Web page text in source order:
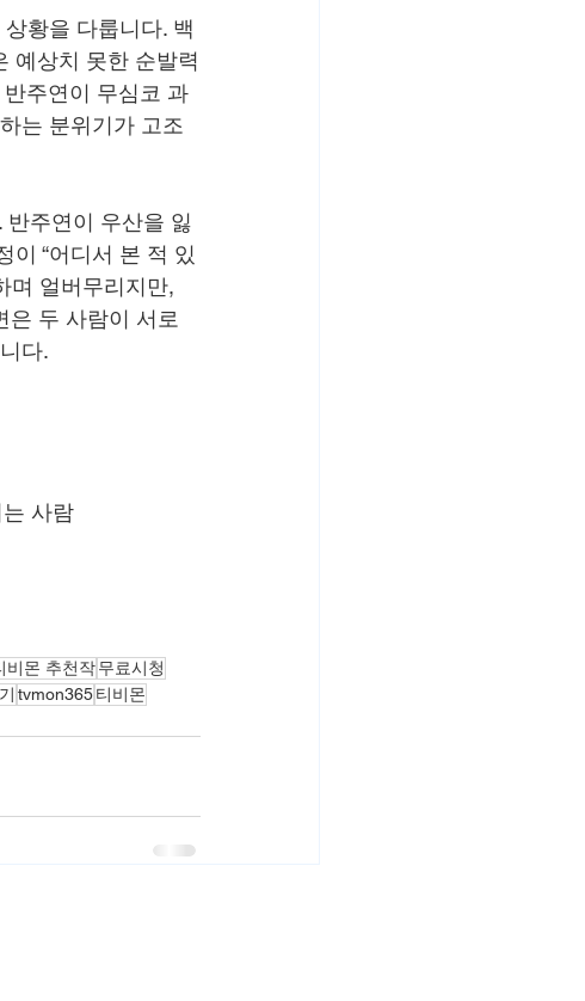
황을 다룹니다. 백
예상치 못한 순발력
주연이 무심코 과
는 분위기가 고조
주연이 우산을 잃
이 “어디서 본 적 있
며 얼버무리지만,
은 두 사람이 서로
다.
사람
비몬 추천작무료시청
tvmon365티비몬